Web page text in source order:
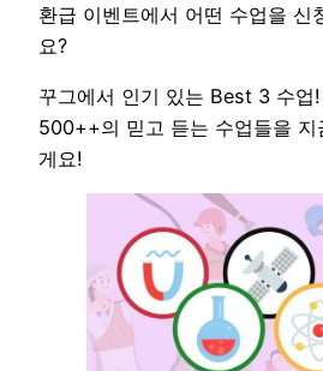
환급 이벤트에서 어떤 수업을 신
요?
꾸그에서 인기 있는 Best 3 수업
500++의 믿고 듣는 수업들을 지
게요!